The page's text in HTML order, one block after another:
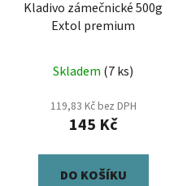
Kladivo zámečnické 500g
Extol premium
Skladem (7 ks)
119,83 Kč bez DPH
145 Kč
DO KOŠÍKU